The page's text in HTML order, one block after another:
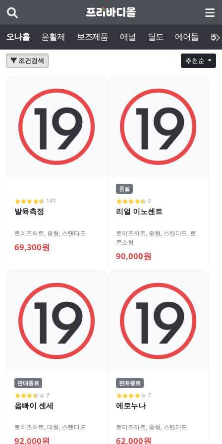
오나홀 윤활제 보조제품 애널 딜도 에어돌
조건검색 추천순
141
발육측정
토이즈하트, 중형, 스탠다드
69,300원
품절
2
리얼 이노센트
토이즈하트, 중형, 스탠다드, 토
르소형
90,000원
판매종료
7
옵빠이 센세
토이즈하트,대형, 스탠다드
92,000원
판매종료
7
에로누나
토이즈하트, 중형, 스탠다드
62,000원